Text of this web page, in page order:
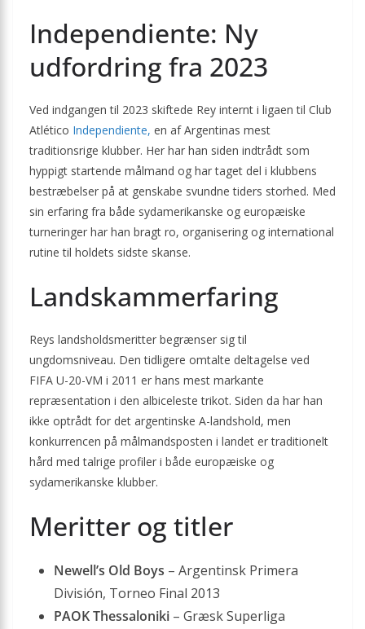
Independiente: Ny
udfordring fra 2023
Ved indgangen til 2023 skiftede Rey internt i ligaen til Club
Atlético Independiente, en af Argentinas mest
traditionsrige klubber. Her har han siden indtrådt som
hyppigt startende målmand og har taget del i klubbens
bestræbelser på at genskabe svundne tiders storhed. Med
sin erfaring fra både sydamerikanske og europæiske
turneringer har han bragt ro, organisering og international
rutine til holdets sidste skanse.
Landskammerfaring
Reys landsholdsmeritter begrænser sig til
ungdomsniveau. Den tidligere omtalte deltagelse ved
FIFA U-20-VM i 2011 er hans mest markante
repræsentation i den albiceleste trikot. Siden da har han
ikke optrådt for det argentinske A-landshold, men
konkurrencen på målmandsposten i landet er traditionelt
hård med talrige profiler i både europæiske og
sydamerikanske klubber.
Meritter og titler
Newell’s Old Boys – Argentinsk Primera
División, Torneo Final 2013
PAOK Thessaloniki – Græsk Superliga